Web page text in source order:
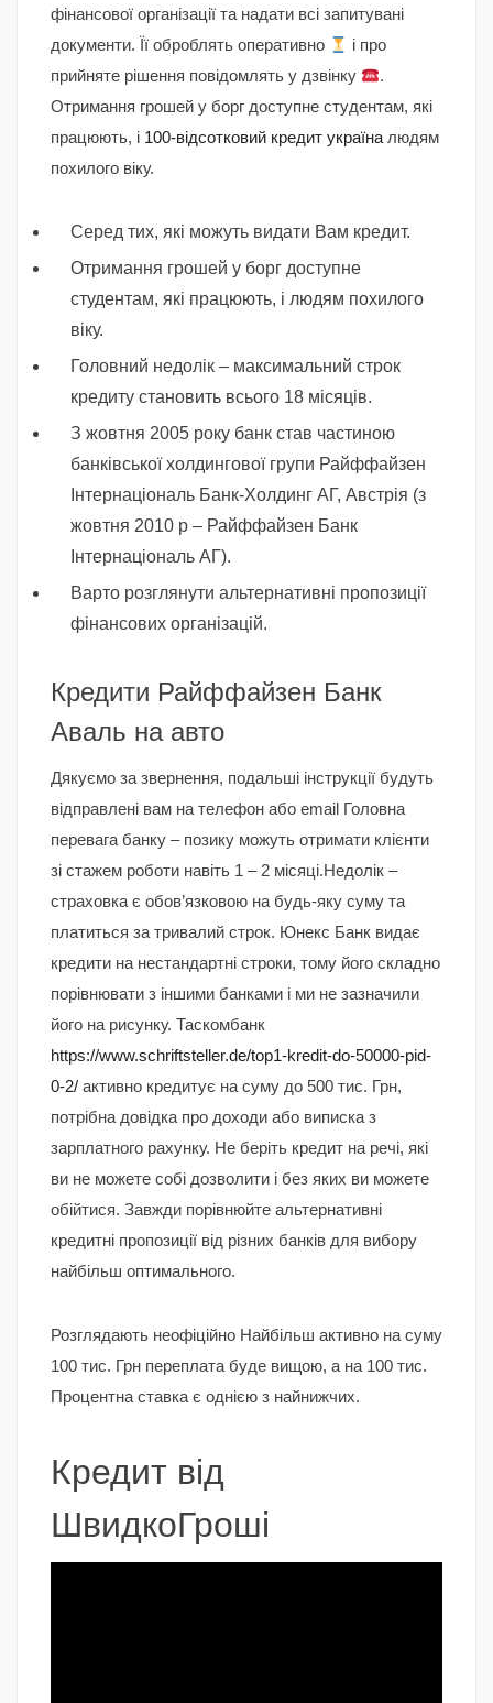
фінансової організації та надати всі запитувані
документи. Її оброблять оперативно
і про
прийняте рішення повідомлять у дзвінку
.
Отримання грошей у борг доступне студентам, які
працюють, і 100-відсотковий кредит україна людям
похилого віку.
Серед тих, які можуть видати Вам кредит.
Отримання грошей у борг доступне
студентам, які працюють, і людям похилого
віку.
Головний недолік – максимальний строк
кредиту становить всього 18 місяців.
З жовтня 2005 року банк став частиною
банківської холдингової групи Райффайзен
Інтернаціональ Банк-Холдинг АГ, Австрія (з
жовтня 2010 р – Райффайзен Банк
Інтернаціональ АГ).
Варто розглянути альтернативні пропозиції
фінансових організацій.
Кредити Райффайзен Банк
Аваль на авто
Дякуємо за звернення, подальші інструкції будуть
відправлені вам на телефон або email Головна
перевага банку – позику можуть отримати клієнти
зі стажем роботи навіть 1 – 2 місяці.Недолік –
страховка є обов’язковою на будь-яку суму та
платиться за тривалий строк. Юнекс Банк видає
кредити на нестандартні строки, тому його складно
порівнювати з іншими банками і ми не зазначили
його на рисунку. Таскомбанк
https://www.schriftsteller.de/top1-kredit-do-50000-pid-
0-2/ активно кредитує на суму до 500 тис. Грн,
потрібна довідка про доходи або виписка з
зарплатного рахунку. Не беріть кредит на речі, які
ви не можете собі дозволити і без яких ви можете
обійтися. Завжди порівнюйте альтернативні
кредитні пропозиції від різних банків для вибору
найбільш оптимального.
Розглядають неофіційно Найбільш активно на суму
100 тис. Грн переплата буде вищою, а на 100 тис.
Процентна ставка є однією з найнижчих.
Кредит від
ШвидкоГроші